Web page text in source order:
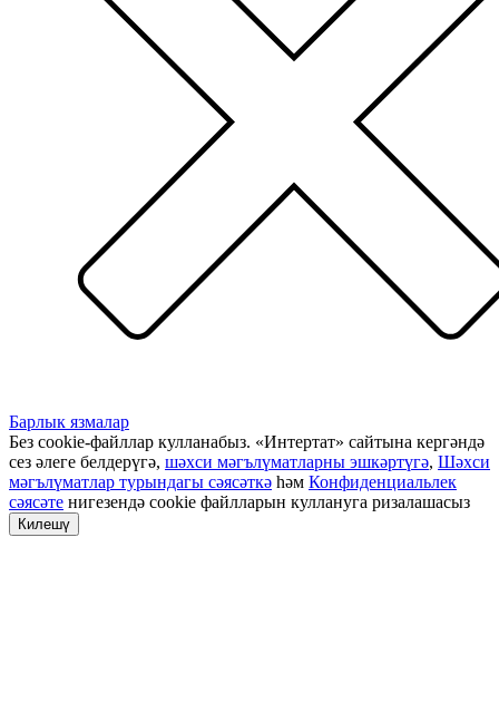
Барлык язмалар
Без cookie-файллар кулланабыз. «Интертат» сайтына кергәндә
сез әлеге белдерүгә, шәхси мәгълүматларны эшкәртүгә, Шәхси
мәгълүматлар турындагы сәясәткә һәм Конфиденциальлек
сәясәте нигезендә cookie файлларын куллануга ризалашасыз
Килешү